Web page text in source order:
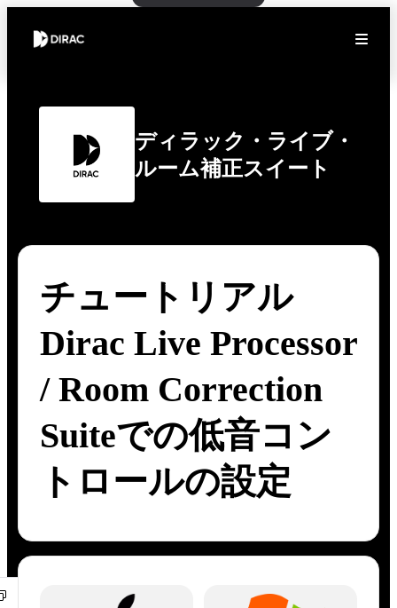
ディラック・ライブ・
ルーム補正スイート
チュートリアル
Dirac Live Processor
/ Room Correction
Suiteでの低音コン
トロールの設定